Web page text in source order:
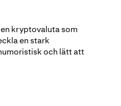
kryptovaluta som
en stark
och lätt att